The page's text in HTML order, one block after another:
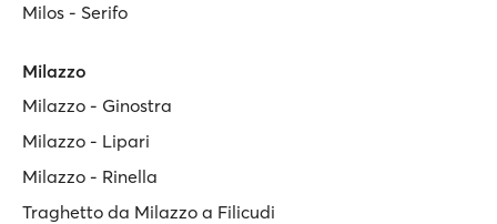
Milos - Serifo
Milazzo
Milazzo - Ginostra
Milazzo - Lipari
Milazzo - Rinella
Traghetto da Milazzo a Filicudi